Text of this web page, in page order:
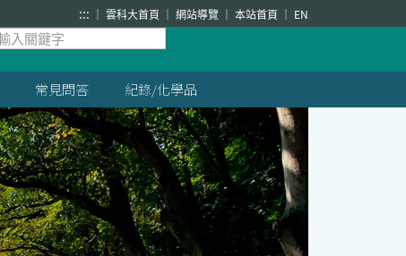
::: 雲科大首頁 網站導覽 本站首頁 EN
常見問答 紀錄/化學品